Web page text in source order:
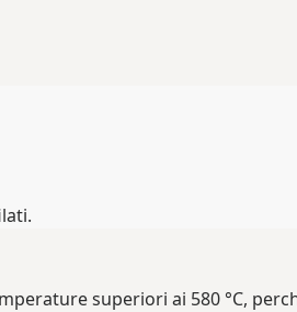
superiori ai 580 °C,